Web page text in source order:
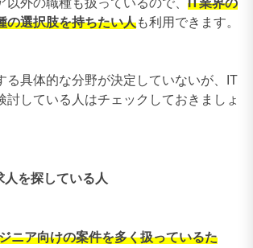
の選択肢を持ちたい人も利用できます。
る具体的な分野が決定していないが、IT
討している人はチェックしておきましょ
人を探している人
ニア向けの案件を多く扱っているた